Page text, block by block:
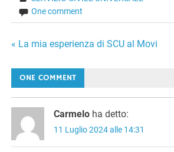
One comment
Navigazione
articoli
« La mia esperienza di SCU al Movi
ONE COMMENT
Carmelo ha detto:
11 Luglio 2024 alle 14:31